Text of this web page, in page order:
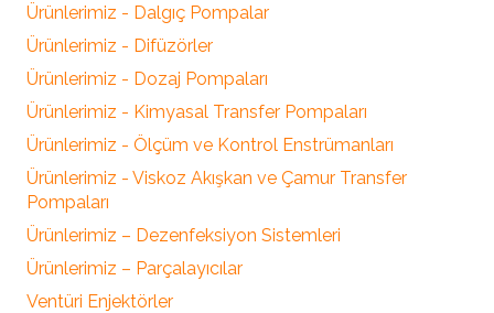
Ürünlerimiz - Dalgıç Pompalar
Ürünlerimiz - Difüzörler
Ürünlerimiz - Dozaj Pompaları
Ürünlerimiz - Kimyasal Transfer Pompaları
Ürünlerimiz - Ölçüm ve Kontrol Enstrümanları
Ürünlerimiz - Viskoz Akışkan ve Çamur Transfer
Pompaları
Ürünlerimiz – Dezenfeksiyon Sistemleri
Ürünlerimiz – Parçalayıcılar
Ventüri Enjektörler